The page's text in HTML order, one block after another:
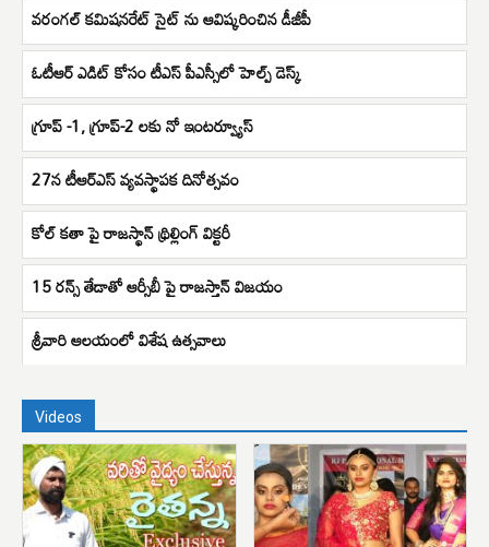
వరంగల్ కమిషనరేట్ సైట్ ను ఆవిష్కరించిన డీజీపీ
ఓటీఆర్ ఎడిట్ కోసం టీఎస్ పీఎస్సీలో హెల్ప్ డెస్క్
గ్రూప్ -1, గ్రూప్-2 లకు నో ఇంటర్వ్యూస్
27న టీఆర్ఎస్ వ్యవస్థాపక దినోత్సవం
కోల్ కతా పై రాజస్థాన్ థ్రిల్లింగ్ విక్టరీ
15 రన్స్ తేడాతో ఆర్సీబీ పై రాజస్తాన్ విజయం
శ్రీవారి ఆలయంలో విశేష ఉత్సవాలు
Videos